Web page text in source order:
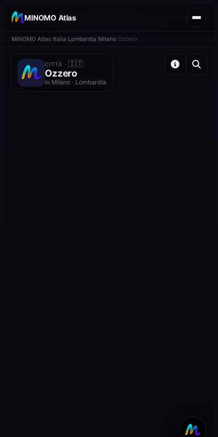
MINOMO Atlas
MINOMO Atlas Italia Lombardia Milano Ozzero
CITTÀ ·🇮🇹
Ozzero
in Milano · Lombardia